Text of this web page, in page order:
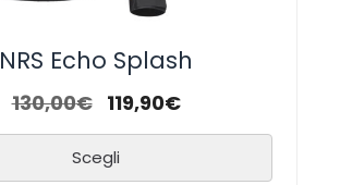
NRS Echo Splash
130,00€ 119,90€
Scegli